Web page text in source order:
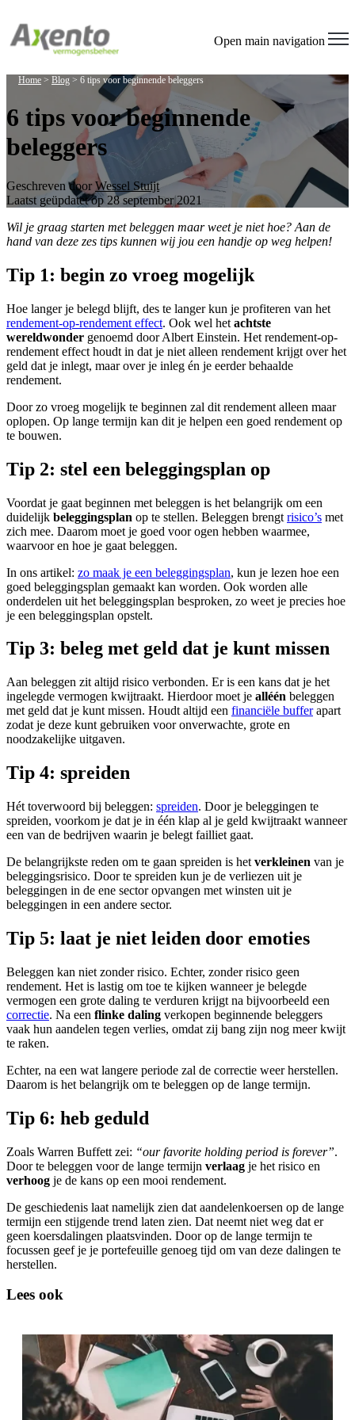
All
Accessibility
reader.
To
start
the
in
One
Accessibility
screen
reader,
"Ctrl
+
This
shortcut
activates
the
screen
reader
help
you
navigate
interact
with
the
content.
Open main navigation
Home > Blog > 6 tips voor beginnende beleggers
6 tips voor beginnende
beleggers
Geschreven doorWessel Stuijt
Laatst geüpdatet op 28 september 2021
Wil je graag starten met beleggen maar weet je niet hoe? Aan de
hand van deze zes tips kunnen wij jou een handje op weg helpen!
Tip 1: begin zo vroeg mogelijk
Hoe langer je belegd blijft, des te langer kun je profiteren van het
rendement-op-rendement effect. Ook wel het achtste
wereldwonder genoemd door Albert Einstein. Het rendement-op-
rendement effect houdt in dat je niet alleen rendement krijgt over het
geld dat je inlegt, maar over je inleg én je eerder behaalde
rendement.
Door zo vroeg mogelijk te beginnen zal dit rendement alleen maar
oplopen. Op lange termijn kan dit je helpen een goed rendement op
te bouwen.
Tip 2: stel een beleggingsplan op
Voordat je gaat beginnen met beleggen is het belangrijk om een
duidelijk beleggingsplan op te stellen. Beleggen brengt risico’s met
zich mee. Daarom moet je goed voor ogen hebben waarmee,
waarvoor en hoe je gaat beleggen.
In ons artikel: zo maak je een beleggingsplan, kun je lezen hoe een
goed beleggingsplan gemaakt kan worden. Ook worden alle
onderdelen uit het beleggingsplan besproken, zo weet je precies hoe
je een beleggingsplan opstelt.
Tip 3: beleg met geld dat je kunt missen
Aan beleggen zit altijd risico verbonden. Er is een kans dat je het
ingelegde vermogen kwijtraakt. Hierdoor moet je alléén beleggen
met geld dat je kunt missen. Houdt altijd een financiële bufferapart
zodat je deze kunt gebruiken voor onverwachte, grote en
noodzakelijke uitgaven.
Tip 4: spreiden
Hét toverwoord bij beleggen: spreiden. Door je beleggingen te
spreiden, voorkom je dat je in één klap al je geld kwijtraakt wanneer
een van de bedrijven waarin je belegt failliet gaat.
De belangrijkste reden om te gaan spreiden is het verkleinen van je
beleggingsrisico. Door te spreiden kun je de verliezen uit je
beleggingen in de ene sector opvangen met winsten uit je
beleggingen in een andere sector.
Tip 5: laat je niet leiden door emoties
Beleggen kan niet zonder risico. Echter, zonder risico geen
rendement. Het is lastig om toe te kijken wanneer je belegde
vermogen een grote daling te verduren krijgt na bijvoorbeeld een
correctie. Na een flinke daling verkopen beginnende beleggers
vaak hun aandelen tegen verlies, omdat zij bang zijn nog meer kwijt
te raken.
Echter, na een wat langere periode zal de correctie weer herstellen.
Daarom is het belangrijk om te beleggen op de lange termijn.
Tip 6: heb geduld
Zoals Warren Buffett zei: “our favorite holding period is forever”.
Door te beleggen voor de lange termijn verlaag je het risico en
verhoog je de kans op een mooi rendement.
De geschiedenis laat namelijk zien dat aandelenkoersen op de lange
termijn een stijgende trend laten zien. Dat neemt niet weg dat er
geen koersdalingen plaatsvinden. Door op de lange termijn te
focussen geef je je portefeuille genoeg tijd om van deze dalingen te
herstellen.
Lees ook